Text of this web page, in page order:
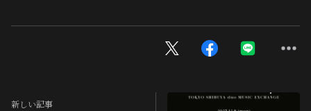
新しい記事